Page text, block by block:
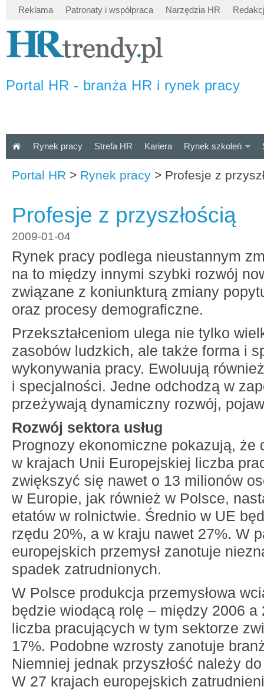
Reklama Patronaty i współpraca Narzędzia HR
Portal HR - branża HR i rynek pracy
Rynek pracy Strefa HR Kariera Rynek szkoleń
Portal HR > Rynek pracy > Profesje z
Profesje z przyszłością
2009-01-04
Rynek pracy podlega nieustannym
na to między innymi szybki rozwój
związane z koniunkturą zmiany
oraz procesy demograficzne.
Przekształceniom ulega nie tylko
zasobów ludzkich, ale także forma i
wykonywania pracy. Ewoluują
i specjalności. Jedne odchodzą w
przeżywają dynamiczny rozwój,
Rozwój sektora usług
Prognozy ekonomiczne pokazują, że
w krajach Unii Europejskiej liczba
zwiększyć się nawet o 13 milionów
w Europie, jak również w Polsce,
etatów w rolnictwie. Średnio w UE
rzędu 20%, a w kraju nawet 27%. W
europejskich przemysł zanotuje
spadek zatrudnionych.
W Polsce produkcja przemysłowa
będzie wiodącą rolę – między 2006 a
liczba pracujących w tym sektorze
17%. Podobne wzrosty zanotuje
Niemniej jednak przyszłość należy
W 27 krajach europejskich